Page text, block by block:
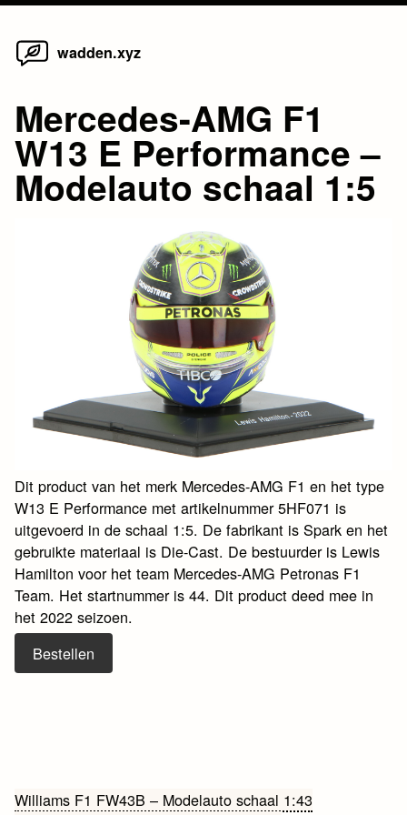
Skip
wadden.xyz
Mercedes-AMG F1
W13 E Performance –
Modelauto schaal 1:5
Dit product van het merk Mercedes-AMG F1 en het type
W13 E Performance met artikelnummer 5HF071 is
uitgevoerd in de schaal 1:5. De fabrikant is Spark en het
gebruikte materiaal is Die-Cast. De bestuurder is Lewis
Hamilton voor het team Mercedes-AMG Petronas F1
Team. Het startnummer is 44. Dit product deed mee in
het 2022 seizoen.
Bestellen
Bericht
Williams F1 FW43B – Modelauto schaal 1:43